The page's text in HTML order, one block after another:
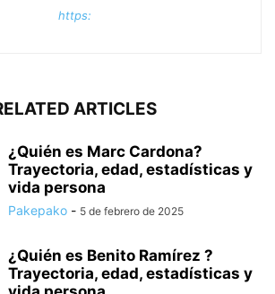
https:
ARTICLES
¿Quién es Marc Cardona?
Trayectoria, edad, estadísticas y
vida persona
Pakepako - 5 de febrero de 2025
¿Quién es Benito Ramírez ?
Trayectoria, edad, estadísticas y